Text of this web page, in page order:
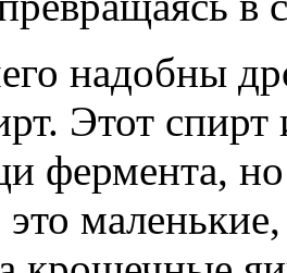
надобны
Этот
фермента, но
маленькие,